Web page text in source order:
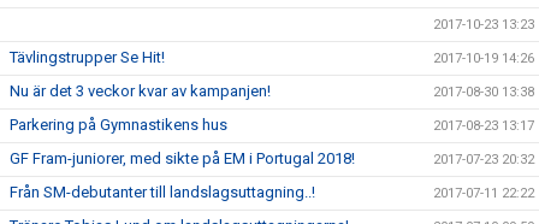
2017-10-23 13:23
Tävlingstrupper Se Hit! 2017-10-19 14:26
Nu är det 3 veckor kvar av kampanjen! 2017-08-30 13:38
Parkering på Gymnastikens hus 2017-08-23 13:17
GF Fram-juniorer, med sikte på EM i Portugal 2018! 2017-07-23 20:32
Från SM-debutanter till landslagsuttagning..! 2017-07-11 22:22